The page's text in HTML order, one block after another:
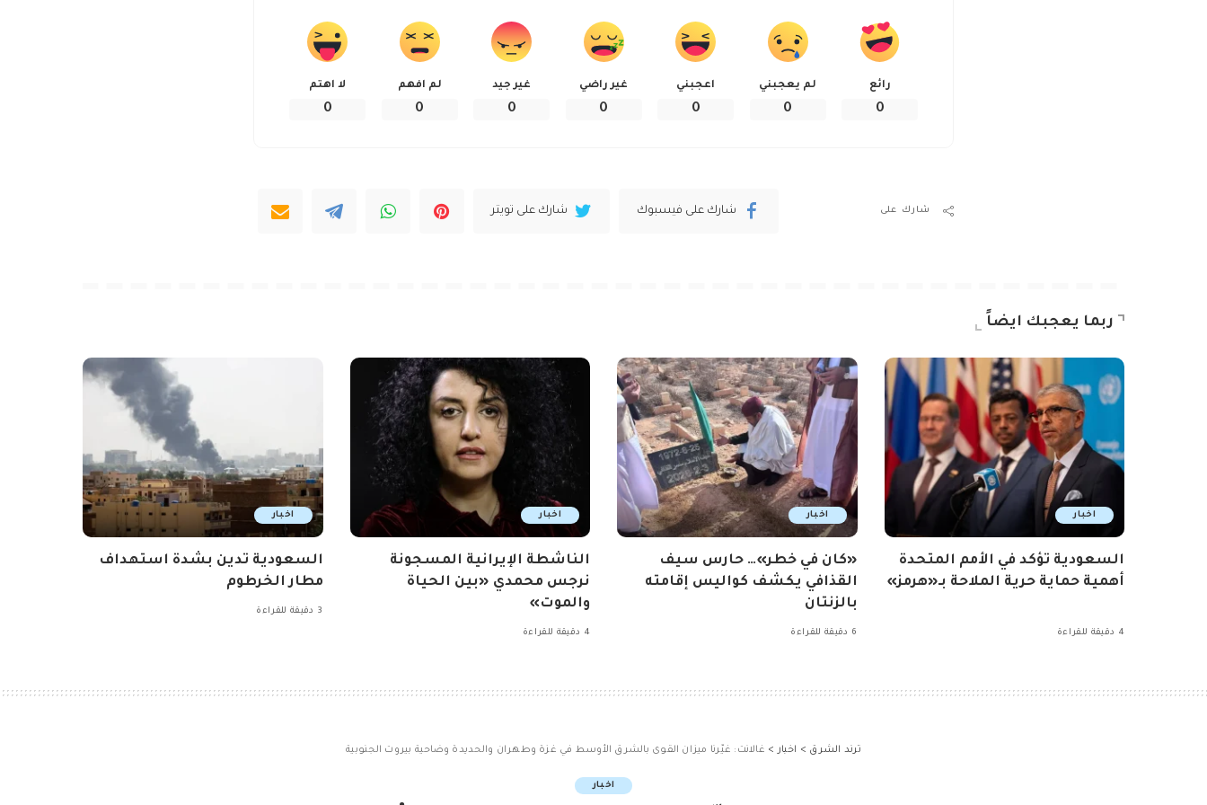
رائع
0
لم يعجبني
0
اعجبني
0
غير راضي
0
غير جيد
0
لم افهم
0
لا اهتم
0
شارك على شارك على فيسبوك شارك على تويتر
ربما يعجبك ايضاً
اخبار
السعودية تؤكد في الأمم المتحدة
أهمية حماية حرية الملاحة بـ«هرمز»
4 دقيقة للقراءة
اخبار
«كان في خطر»… حارس سيف
القذافي يكشف كواليس إقامته
بالزنتان
6 دقيقة للقراءة
اخبار
الناشطة الإيرانية المسجونة
نرجس محمدي «بين الحياة
والموت»
4 دقيقة للقراءة
اخبار
السعودية تدين بشدة استهداف
مطار الخرطوم
3 دقيقة للقراءة
ترند الشرق > اخبار > غالانت: غيّرنا ميزان القوى بالشرق الأوسط في غزة وطهران والحديدة وضاحية بيروت الجنوبية
اخبار